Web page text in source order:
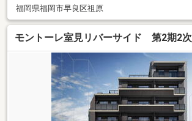
福岡県福岡市早良区祖原
モントーレ室見リバーサイド 第2期2次